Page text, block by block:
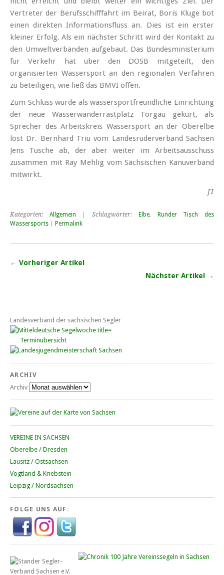
Vertreter der Berufsschifffahrt im Beirat, Boris Kluge bot
einen direkten Informationsfluss an. Dies ist ein erster
kleiner Erfolg. Als ein nächster Schritt wird der Kontakt zu
den Umweltverbänden aufgebaut. Das Bundesministerium
für Verkehr hat über den DOSB mitgeteilt, den
organisierten Wassersport an den regionalen Verfahren
zu beteiligen, wie ließ das BMVI offen.
Zum Schluss wurde als wasser­sport­freundliche Einrichtung
der neue Wasser­wander­rastplatz Torgau gekürt, als
Sprecher des Arbeitskreis Wassersport an der Oberelbe
löst Dr. Bernhard Triu vom Landesruderverband Sachsen
Jens Tusche ab, der aber weiter im Arbeitsausschuss
zusammen mit Ray Mehlig vom Sächsischen Kanuverband
mitwirkt.
JT
Kategorien: Allgemein | Schlagwörter: Elbe,
Runder Tisch des
Wassersports
Permalink
← Vorheriger Artikel
Nächster Artikel →
Landesverband der sächsischen Segler
Terminübersicht
ARCHIV
Archiv
VEREINE IN SACHSEN
Oberelbe / Dresden
Lausitz / Ostsachsen
Vogtland & Kriebstein
Leipzig / Nordsachsen
FOLGE UNS AUF: